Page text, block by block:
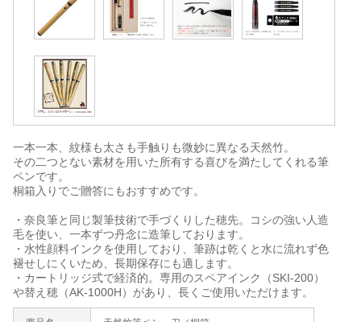
一本一本、紋様も太さも手触りも微妙に異なる天然竹。
その二つとない素材を用いた所有する喜びを満たしてくれる筆
ペンです。
桐箱入りでご贈答にもおすすめです。
・奈良筆と同じ製筆技術で手づくりした穂先。コシの強い人造
毛を使い、一本ずつ丹念に造筆しております。
・水性顔料インクを使用しており、筆跡は乾くと水に流れず色
褪せしにくいため、長期保存にも適します。
・カートリッジ式で経済的。専用のスペアインク（SKI-200）
や替え穂（AK-1000H）があり、長くご使用いただけます。